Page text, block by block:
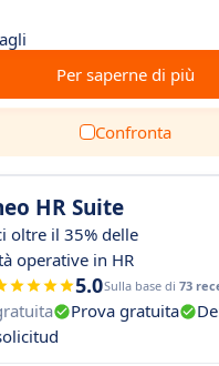
Per saperne di più
Confronta
HR Suite
oltre il 35% delle
operative in HR
5.0Sulla base di 73
Prova gratuita